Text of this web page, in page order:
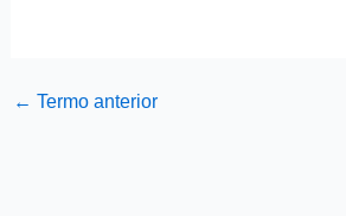
← Termo anterior